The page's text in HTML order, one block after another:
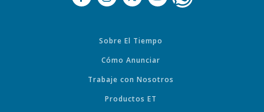
Sobre El Tiempo
Cómo Anunciar
Trabaje con Nosotros
Productos ET